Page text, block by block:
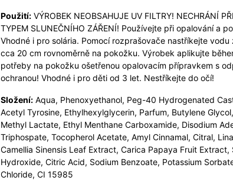
Použití: VÝROBEK NEOBSAHUJE UV FILTRY! NECHRÁNÍ
TYPEM SLUNEČNÍHO ZÁŘENÍ! Používejte při opalování a
Vhodné i pro solária. Pomocí rozprašovače nastříkejte
cca 20 cm rovnoměrně na pokožku. Výrobek aplikujte
potřeby na pokožku ošetřenou opalovacím přípravkem s
ochranou! Vhodné i pro děti od 3 let. Nestříkejte do očí!
Složení: Aqua, Phenoxyethanol, Peg-40 Hydrogenated
Acetyl Tyrosine, Ethylhexylglycerin, Parfum, Butylene
Methyl Lactate, Ethyl Menthane Carboxamide, Disodium
Triphospate, Tocopherol Acetate, Amyl Cinnamal, Citral,
Camellia Sinensis Leaf Extract, Carica Papaya Fruit Extract,
Hydroxide, Citric Acid, Sodium Benzoate, Potassium
Chloride, CI 15985